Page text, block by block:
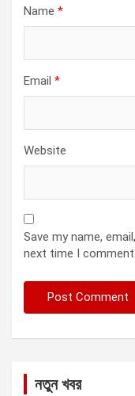
Name *
Email *
Website
Save my name,
next time I comment.
নতুন খবর